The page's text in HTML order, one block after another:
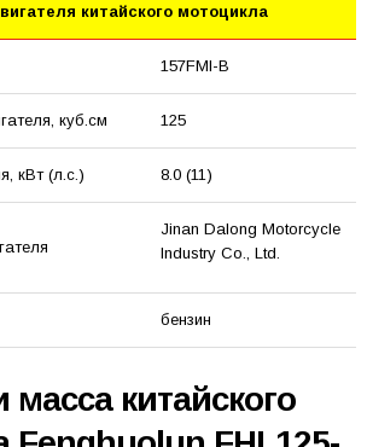
китайского мотоцикла
157FMI-B
куб.см 125
кВт (л.с.) 8.0 (11)
Jinan Dalong Motorcycle
Industry Co., Ltd.
бензин
китайского